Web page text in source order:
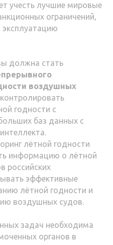
учесть лучшие мировые
ограничений,
должна стать
воздушных
годности с
баз данных с
лётной годности
информацию о лётной
российских
эффективные
лётной годности и
воздушных судов.
задач необходима
органов в